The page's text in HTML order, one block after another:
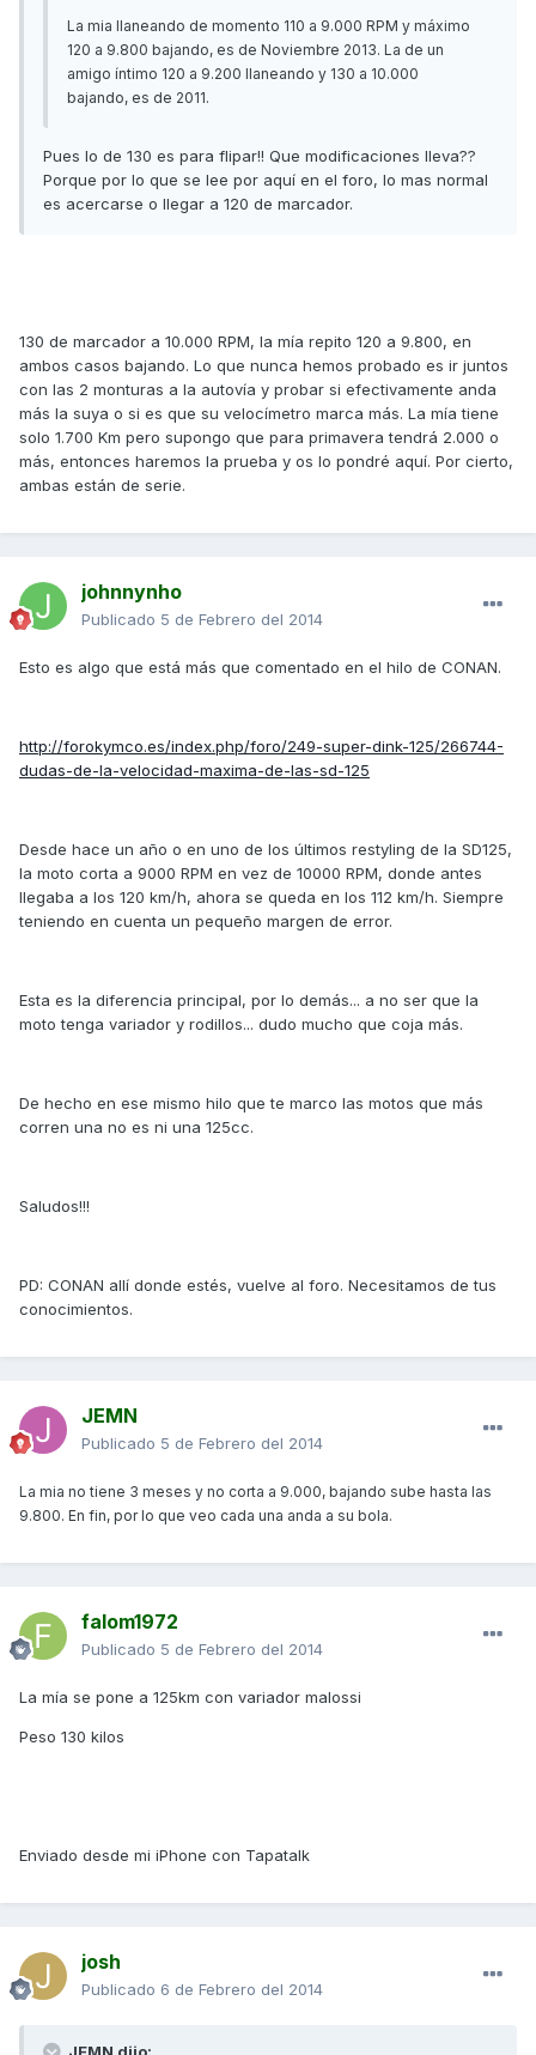
La mia llaneando de momento 110 a 9.000 RPM y máximo
120 a 9.800 bajando, es de Noviembre 2013. La de un
amigo íntimo 120 a 9.200 llaneando y 130 a 10.000
bajando, es de 2011.
Pues lo de 130 es para flipar!! Que modificaciones lleva??
Porque por lo que se lee por aquí en el foro, lo mas normal
es acercarse o llegar a 120 de marcador.
130 de marcador a 10.000 RPM, la mía repito 120 a 9.800, en
ambos casos bajando. Lo que nunca hemos probado es ir juntos
con las 2 monturas a la autovía y probar si efectivamente anda
más la suya o si es que su velocímetro marca más. La mía tiene
solo 1.700 Km pero supongo que para primavera tendrá 2.000 o
más, entonces haremos la prueba y os lo pondré aquí. Por cierto,
ambas están de serie.
johnnynho
Publicado 5 de Febrero del 2014
Esto es algo que está más que comentado en el hilo de CONAN.
http://forokymco.es/index.php/foro/249-super-dink-125/266744-
dudas-de-la-velocidad-maxima-de-las-sd-125
Desde hace un año o en uno de los últimos restyling de la SD125,
la moto corta a 9000 RPM en vez de 10000 RPM, donde antes
llegaba a los 120 km/h, ahora se queda en los 112 km/h. Siempre
teniendo en cuenta un pequeño margen de error.
Esta es la diferencia principal, por lo demás... a no ser que la
moto tenga variador y rodillos... dudo mucho que coja más.
De hecho en ese mismo hilo que te marco las motos que más
corren una no es ni una 125cc.
Saludos!!!
PD: CONAN allí donde estés, vuelve al foro. Necesitamos de tus
conocimientos.
JEMN
Publicado 5 de Febrero del 2014
La mia no tiene 3 meses y no corta a 9.000, bajando sube hasta las
9.800. En fin, por lo que veo cada una anda a su bola.
falom1972
Publicado 5 de Febrero del 2014
La mía se pone a 125km con variador malossi
Peso 130 kilos
Enviado desde mi iPhone con Tapatalk
josh
Publicado 6 de Febrero del 2014